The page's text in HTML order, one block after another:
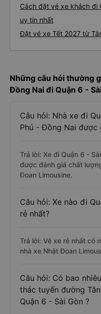
Cách đặt vé xe khách đi
uy tín nhất
Đặt vé xe Tết 2027 từ
Những câu hỏi thường
Đồng Nai đi Quận 6 -
Câu hỏi: Nhà xe đi
Phú - Đồng Nai được
Trả lời: Xe đi Quận 6 -
được đánh giá chất
Đoan Limousine.
Câu hỏi: Xe nào đi
rẻ nhất?
Trả lời: Vé xe rẻ nhất có
nhà xe Nhật Đoan
Câu hỏi: Có bao
thác tuyến đường
Quận 6 - Sài Gòn ?